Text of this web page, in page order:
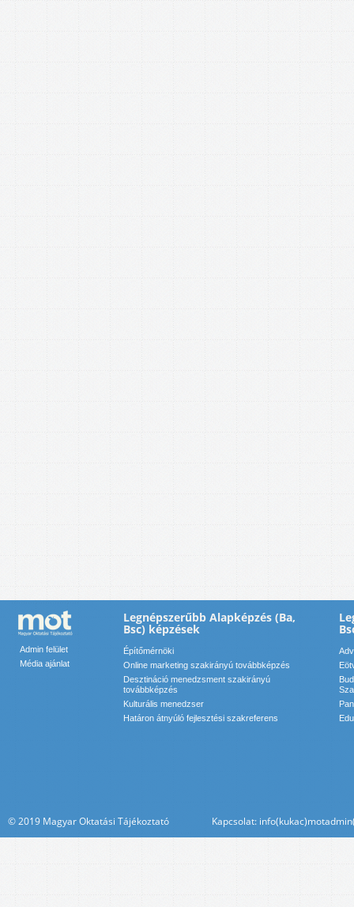
Admin felület
Média ajánlat
Legnépszerűbb Alapképzés (Ba,
Bsc) képzések
Építőmérnöki
Online marketing szakirányú továbbképzés
Desztináció menedzsment szakirányú
továbbképzés
Kulturális menedzser
Határon átnyúló fejlesztési szakreferens
© 2019 Magyar Oktatási Tájékoztató Kapcsolat: